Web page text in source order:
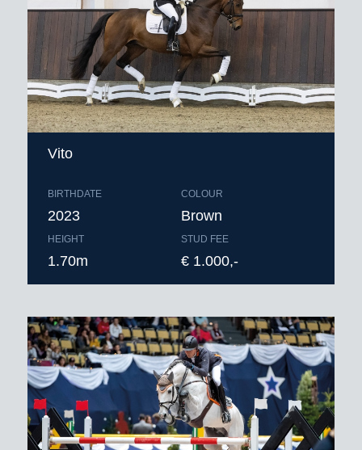
gezondheidscertificaat* en
verzendkosten buitenland
* zie toelichting leveringsvoorwaarden.
Bestellen voor 9.00 uur ‘s ochtends
Vito
BIRTHDATE
2023
HEIGHT
1.70m
COLOUR
Brown
STUD FEE
€ 1.000,-